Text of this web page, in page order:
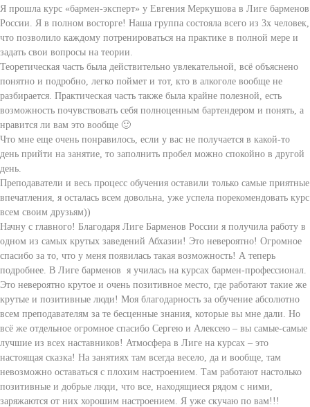
Я прошла курс «бармен-эксперт» у Евгения Меркушова в Лиге барменов
России. Я в полном восторге! Наша группа состояла всего из 3х человек,
что позволило каждому потренироваться на практике в полной мере и
задать свои вопросы на теории.
Теоретическая часть была действительно увлекательной, всё объяснено
понятно и подробно, легко поймет и тот, кто в алкоголе вообще не
разбирается. Практическая часть также была крайне полезной, есть
возможность почувствовать себя полноценным бартендером и понять, а
нравится ли вам это вообще 🙂
Что мне еще очень понравилось, если у вас не получается в какой-то
день прийти на занятие, то заполнить пробел можно спокойно в другой
день.
Преподаватели и весь процесс обучения оставили только самые приятные
впечатления, я осталась всем довольна, уже успела порекомендовать курс
всем своим друзьям))
Начну с главного! Благодаря Лиге Барменов России я получила работу в
одном из самых крутых заведений Абхазии! Это невероятно! Огромное
спасибо за то, что у меня появилась такая возможность! А теперь
подробнее. В Лиге барменов я училась на курсах бармен-профессионал.
Это невероятно крутое и очень позитивное место, где работают такие же
крутые и позитивные люди! Моя благодарность за обучение абсолютно
всем преподавателям за те бесценные знания, которые вы мне дали. Но
всё же отдельное огромное спасибо Сергею и Алексею – вы самые-самые
лучшие из всех наставников! Атмосфера в Лиге на курсах – это
настоящая сказка! На занятиях там всегда весело, да и вообще, там
невозможно оставаться с плохим настроением. Там работают настолько
позитивные и добрые люди, что все, находящиеся рядом с ними,
заряжаются от них хорошим настроением. Я уже скучаю по вам!!!